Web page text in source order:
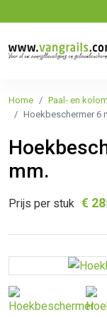
Home Paal- en
Hoekbeschermer 6
mm.
Prijs per stuk €